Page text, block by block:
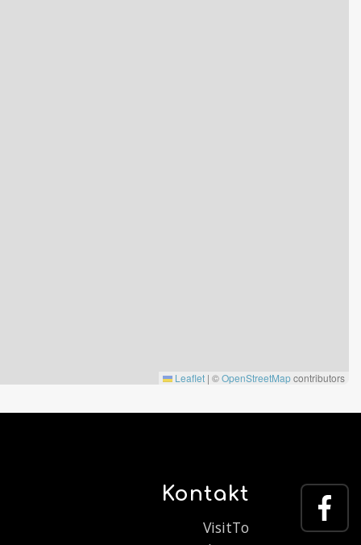
Leaflet | ©OpenStreetMapcontributors
Kontakt
VisitTo